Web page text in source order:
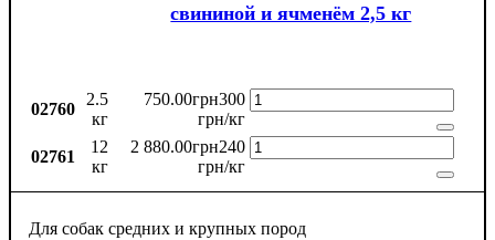
свининой и ячменём 2,5 кг
02760
2.5
кг
750.00грн300
грн/кг
02761
12
кг
2 880.00грн240
грн/кг
Для собак средних и крупных пород